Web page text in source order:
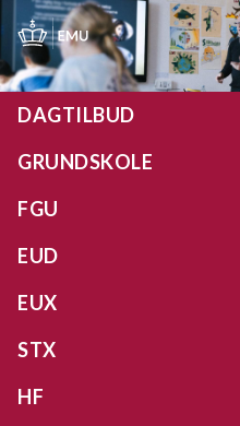
til
hovedindhold
DAGTILBUD
GRUNDSKOLE
FGU
EUD
EUX
STX
HF